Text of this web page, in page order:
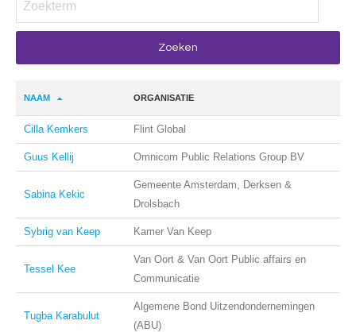
NAAM ORGANISATIE
Cilla Kemkers Flint Global
Guus Kellij Omnicom Public Relations Group BV
Sabina Kekic
Gemeente Amsterdam, Derksen &
Drolsbach
Sybrig van Keep Kamer Van Keep
Tessel Kee
Van Oort & Van Oort Public affairs en
Communicatie
Tugba Karabulut
Algemene Bond Uitzendondernemingen
(ABU)